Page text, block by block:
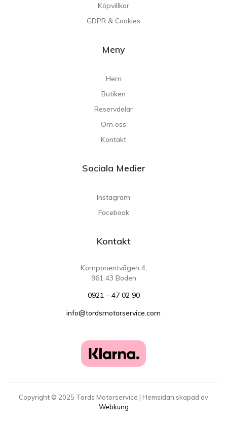
Köpvillkor
GDPR & Cookies
Meny
Hem
Butiken
Reservdelar
Om oss
Kontakt
Sociala Medier
Instagram
Facebook
Kontakt
Komponentvägen 4,
961 43 Boden
0921 – 47 02 90
info@tordsmotorservice.com
Copyright © 2025 Tords Motorservice | Hemsidan skapad av
Webkung